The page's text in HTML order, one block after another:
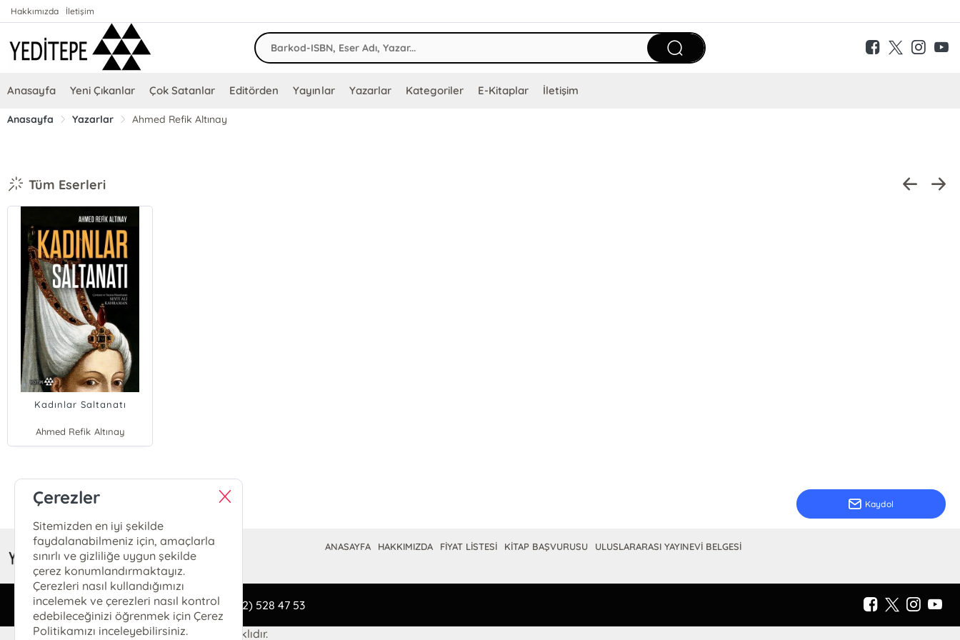
Hakkımızda İletişim
Anasayfa Yeni Çıkanlar Çok Satanlar Editörden Yayınlar Yazarlar Kategoriler E-Kitaplar İletişim
Anasayfa Yazarlar Ahmed Refik Altınay
Tüm Eserleri
Kadınlar Saltanatı
Ahmed Refik Altınay
E-Bülten Kayıt Kaydol
ANASAYFA HAKKIMIZDA FİYAT LİSTESİ KİTAP BAŞVURUSU ULUSLARARASI YAYINEVİ BELGESİ
bilgi@yeditepeyayinevi.com (0212) 528 47 53
© 2024 YEDİTEPE YAYINEVİ Tüm Hakları Saklıdır.
Çerezler
Sitemizden en iyi şekilde
faydalanabilmeniz için, amaçlarla
sınırlı ve gizliliğe uygun şekilde
çerez konumlandırmaktayız.
Çerezleri nasıl kullandığımızı
incelemek ve çerezleri nasıl kontrol
edebileceğinizi öğrenmek için Çerez
Politikamızı inceleyebilirsiniz.